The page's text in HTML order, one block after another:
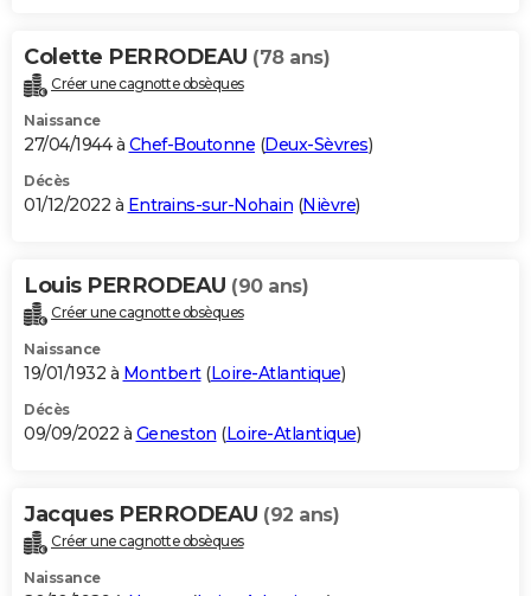
Colette PERRODEAU (78 ans)
Créer une cagnotte obsèques
Naissance
27/04/1944 à Chef-Boutonne (Deux-Sèvres)
Décès
01/12/2022 à Entrains-sur-Nohain (Nièvre)
Louis PERRODEAU (90 ans)
Créer une cagnotte obsèques
Naissance
19/01/1932 à Montbert(Loire-Atlantique)
Décès
09/09/2022 à Geneston (Loire-Atlantique)
Jacques PERRODEAU (92 ans)
Créer une cagnotte obsèques
Naissance